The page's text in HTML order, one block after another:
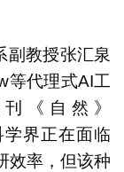
副教授张汇泉
等代理式AI工
《自然》
学界正在面临
效率，但该种